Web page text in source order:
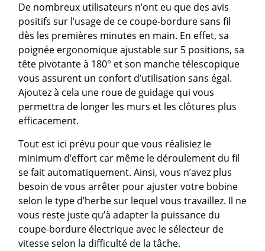
De nombreux utilisateurs n’ont eu que des avis
positifs sur l’usage de ce coupe-bordure sans fil
dès les premières minutes en main. En effet, sa
poignée ergonomique ajustable sur 5 positions, sa
tête pivotante à 180° et son manche télescopique
vous assurent un confort d’utilisation sans égal.
Ajoutez à cela une roue de guidage qui vous
permettra de longer les murs et les clôtures plus
efficacement.
Tout est ici prévu pour que vous réalisiez le
minimum d’effort car même le déroulement du fil
se fait automatiquement. Ainsi, vous n’avez plus
besoin de vous arrêter pour ajuster votre bobine
selon le type d’herbe sur lequel vous travaillez. Il ne
vous reste juste qu’à adapter la puissance du
coupe-bordure électrique avec le sélecteur de
vitesse selon la difficulté de la tâche.